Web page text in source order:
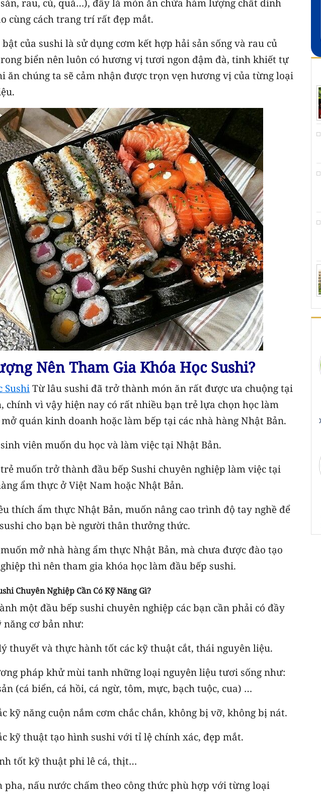
rau, củ, quả…), đây là món ăn chứa hàm lượng chất dinh
cùng cách trang trí rất đẹp mắt.
của sushi là sử dụng cơm kết hợp hải sản sống và rau củ
biển nên luôn có hương vị tươi ngon đậm đà, tinh khiết tự
ăn chúng ta sẽ cảm nhận được trọn vẹn hương vị của từng loại
Nên Tham Gia Khóa Học Sushi?
Sushi Từ lâu sushi đã trở thành món ăn rất được ưa chuộng tại
chính vì vậy hiện nay có rất nhiều bạn trẻ lựa chọn học làm
quán kinh doanh hoặc làm bếp tại các nhà hàng Nhật Bản.
viên muốn du học và làm việc tại Nhật Bản.
trẻ muốn trở thành đầu bếp Sushi chuyên nghiệp làm việc tại
ẩm thực ở Việt Nam hoặc Nhật Bản.
thích ẩm thực Nhật Bản, muốn nâng cao trình độ tay nghề để
cho bạn bè người thân thưởng thức.
mở nhà hàng ẩm thực Nhật Bản, mà chưa được đào tạo
thì nên tham gia khóa học làm đầu bếp sushi.
Chuyên Nghiệp Cần Có Kỹ Năng Gì?
một đầu bếp sushi chuyên nghiệp các bạn cần phải có đầy
năng cơ bản như:
thuyết và thực hành tốt các kỹ thuật cắt, thái nguyên liệu.
pháp khử mùi tanh những loại nguyên liệu tươi sống như:
(cá biển, cá hồi, cá ngừ, tôm, mực, bạch tuộc, cua) …
kỹ năng cuộn nắm cơm chắc chắn, không bị vỡ, không bị nát.
kỹ thuật tạo hình sushi với tỉ lệ chính xác, đẹp mắt.
tốt kỹ thuật phi lê cá, thịt…
pha, nấu nước chấm theo công thức phù hợp với từng loại